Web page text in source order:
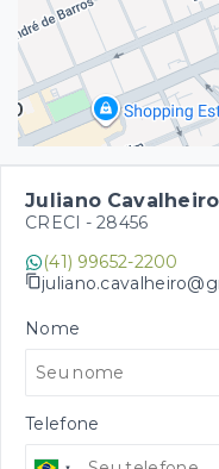
Juliano Cavalheiro
CRECI - 28456
(41) 99652-2200
Nome
Telefone